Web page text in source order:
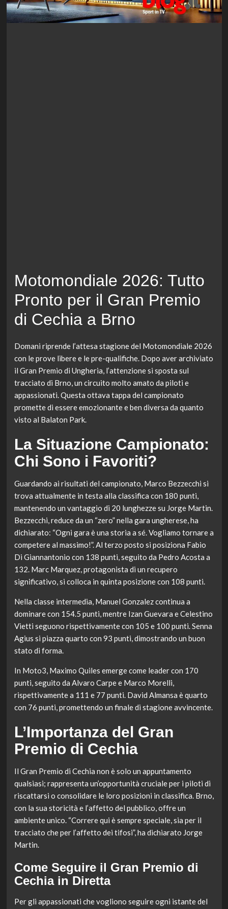
Motomondiale 2026: Tutto
Pronto per il Gran Premio
di Cechia a Brno
Domani riprende l’attesa stagione del Motomondiale 2026
con le prove libere e le pre-qualifiche. Dopo aver archiviato
il Gran Premio di Ungheria, l’attenzione si sposta sul
tracciato di Brno, un circuito molto amato da piloti e
appassionati. Questa ottava tappa del campionato
promette di essere emozionante e ben diversa da quanto
visto al Balaton Park.
La Situazione Campionato:
Chi Sono i Favoriti?
Guardando ai risultati del campionato, Marco Bezzecchi si
trova attualmente in testa alla classifica con 180 punti,
mantenendo un vantaggio di 20 lunghezze su Jorge Martin.
Bezzecchi, reduce da un “zero” nella gara ungherese, ha
dichiarato: “Ogni gara è una storia a sé. Vogliamo tornare a
competere al massimo!”. Al terzo posto si posiziona Fabio
Di Giannantonio con 138 punti, seguito da Pedro Acosta a
132. Marc Marquez, protagonista di un recupero
significativo, si colloca in quinta posizione con 108 punti.
Nella classe intermedia, Manuel Gonzalez continua a
dominare con 154.5 punti, mentre Izan Guevara e Celestino
Vietti seguono rispettivamente con 105 e 100 punti. Senna
Agius si piazza quarto con 93 punti, dimostrando un buon
stato di forma.
In Moto3, Maximo Quiles emerge come leader con 170
punti, seguito da Alvaro Carpe e Marco Morelli,
rispettivamente a 111 e 77 punti. David Almansa è quarto
con 76 punti, promettendo un finale di stagione avvincente.
L’Importanza del Gran
Premio di Cechia
Il Gran Premio di Cechia non è solo un appuntamento
qualsiasi; rappresenta un’opportunità cruciale per i piloti di
riscattarsi o consolidare le loro posizioni in classifica. Brno,
con la sua storicità e l’affetto del pubblico, offre un
ambiente unico. “Correre qui è sempre speciale, sia per il
tracciato che per l’affetto dei tifosi”, ha dichiarato Jorge
Martin.
Come Seguire il Gran Premio di
Cechia in Diretta
Per gli appassionati che vogliono seguire ogni istante del